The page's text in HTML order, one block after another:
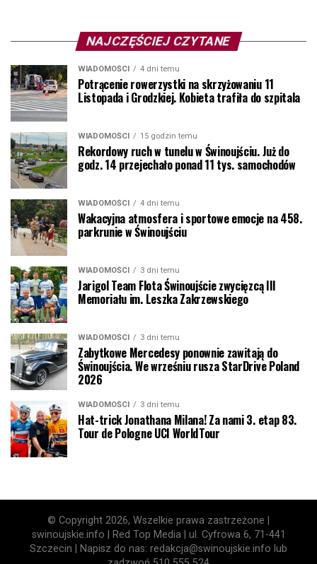
NAJCZĘŚCIEJ CZYTANE
WIADOMOŚCI 4 dni temu
Potrącenie rowerzystki na skrzyżowaniu 11
Listopada i Grodzkiej. Kobieta trafiła do szpitala
WIADOMOŚCI 15 godzin temu
Rekordowy ruch w tunelu w Świnoujściu. Już do
godz. 14 przejechało ponad 11 tys. samochodów
WIADOMOŚCI 4 dni temu
Wakacyjna atmosfera i sportowe emocje na 458.
parkrunie w Świnoujściu
WIADOMOŚCI 3 dni temu
Jarigol Team Flota Świnoujście zwycięzcą III
Memoriału im. Leszka Zakrzewskiego
WIADOMOŚCI 3 dni temu
Zabytkowe Mercedesy ponownie zawitają do
Świnoujścia. We wrześniu rusza StarDrive Poland
2026
WIADOMOŚCI 3 dni temu
Hat-trick Jonathana Milana! Za nami 3. etap 83.
Tour de Pologne UCI WorldTour
© Copyright 2026, Wszelkie prawa zastrzeżone |
swinoujskie.info | Red Top Media | ul. Cyfrowa 6, 71-441
Szczecin | Napisz do nas: redakcja@swinoujskie.info lub